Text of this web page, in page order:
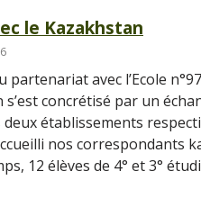
le Kazakhstan
partenariat avec l’Ecole
s’est concrétisé par un
établissements
nos correspondants
12 élèves de 4° et 3°